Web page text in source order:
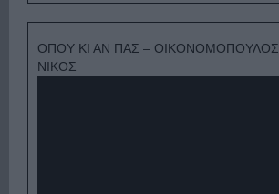
ΟΠΟΥ ΚΙ ΑΝ ΠΑΣ – ΟΙΚΟΝΟΜΟΠΟΥΛΟΣ
ΝΙΚΟΣ